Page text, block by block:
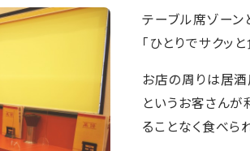
テーブル席ゾーン
「ひとりでサクッ
お店の周りは居酒
というお客さん
ることなく食べら